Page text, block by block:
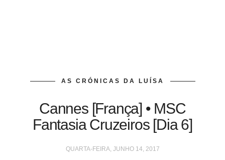
AS CRÓNICAS DA LUÍSA
Cannes [França] • MSC
Fantasia Cruzeiros [Dia 6]
QUARTA-FEIRA, JUNHO 14, 2017